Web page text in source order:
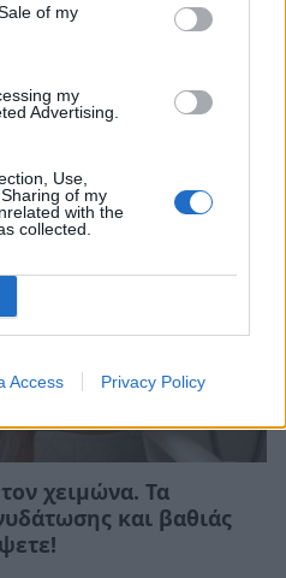
of my
my
Advertising.
Use,
of my
with the
collected.
Access Privacy Policy
ομορφιάς για να
χειμώνα. Τα
και βαθιάς